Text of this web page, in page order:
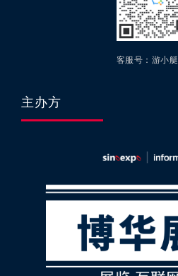
客服号：游小艇
主办方